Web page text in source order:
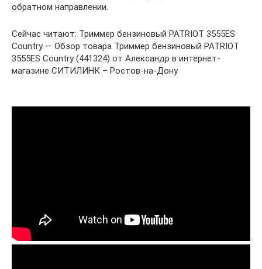
обратном направлении.
Сейчас читают: Триммер бензиновый PATRIOT 3555ES
Country — Обзор товара Триммер бензиновый PATRIOT
3555ES Country (441324) от Александр в интернет-
магазине СИТИЛИНК – Ростов-на-Дону